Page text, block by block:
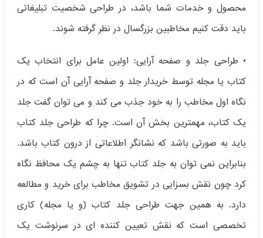
محصول و خدمات شما باشد، در طراحی شخصیت تبلیغاتی
باید دقت کنیم مخاطبین بزرگسال در نظر گرفته شوند.
• طراحی جلد و صفحه آرایی: اولین عامل برای انتخاب یک
کتاب یا مجله توسط خریدار جلد و صفحه آرایی آن است که در
نگاه اول مخاطب را به خود جذب می کند و می توان گفت جلد
یک کتاب، مهمترین بخش آن است. چرا که طراحی جلد کتاب
باید به صورتی باشد که نشانگر اطلاعاتی از درون کتاب باشد.
بنابراین نمی توان به جلد کتاب تنها به چشم یک محافظ نگاه
کرد چون نقش بسزایی در تشویق مخاطب برای خرید و مطالعه
دارد. به همین جهت طراحی جلد کتاب (و یا مجله) کاری
تخصصی است که نقش تعیین کننده ای در سرنوشت یک